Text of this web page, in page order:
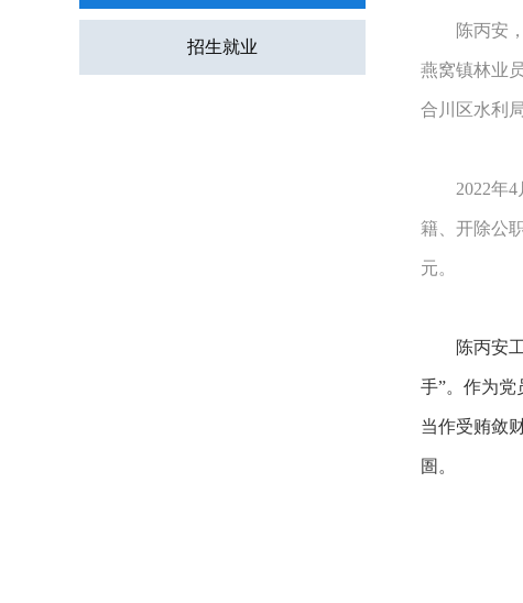
招生就业
陈丙安
燕窝镇林业
合川区水利
2022年
籍、开除公
元。
陈丙安
手”。作为
当作受贿敛
圄。